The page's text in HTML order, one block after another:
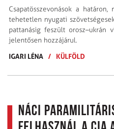
Csapatösszevonások a
tehetetlen nyugati
pattanásig feszült orosz–ukrán
jelentősen hozzájárul.
IGARI LÉNA / KÜLFÖLD
Náci